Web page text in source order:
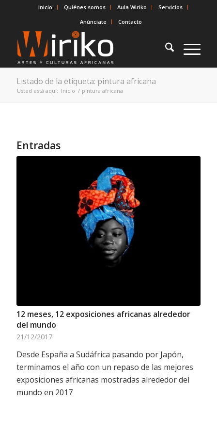
Inicio Quiénes somos Aula Wiriko
Servicios
Anúnciate
Contacto
Listado de la etiqueta: pintura africana
Usted está aquí: Inicio / pintura africana
Entradas
12 meses, 12 exposiciones africanas alrededor
del mundo
21/12/2017
Desde España a Sudáfrica pasando por Japón,
terminamos el año con un repaso de las mejores
exposiciones africanas mostradas alrededor del
mundo en 2017